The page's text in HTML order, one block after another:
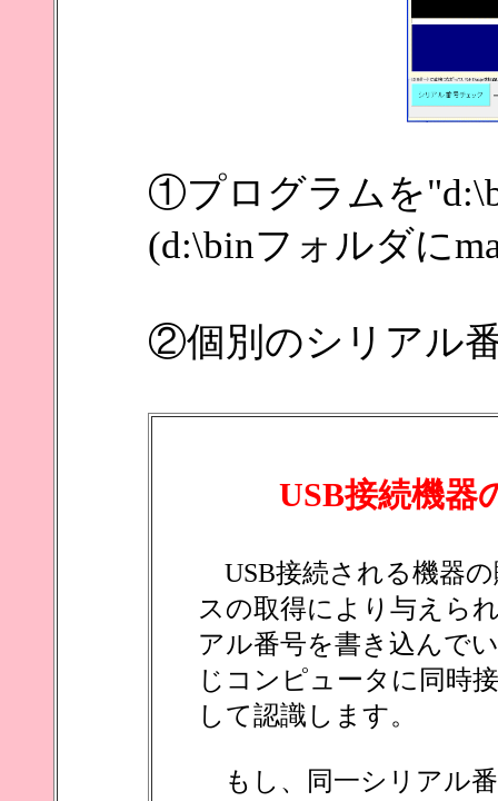
①プログラムを
(d:\binフォルダに
②個別のシリアル
USB接続機器
USB接続される機器
スの取得により与えら
アル番号を書き込んで
じコンピュータに同時
して認識します。
もし、同一シリアル